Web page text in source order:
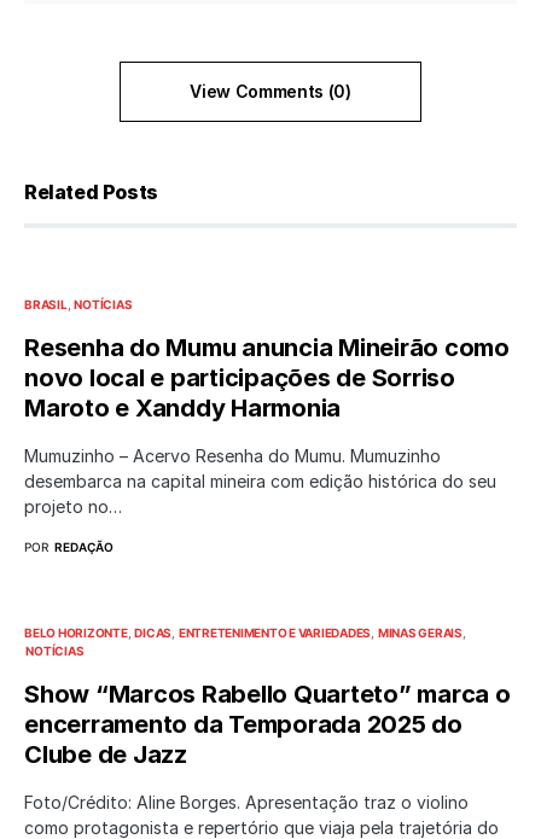
View Comments (0)
Related Posts
BRASIL NOTÍCIAS
Resenha do Mumu anuncia Mineirão como
novo local e participações de Sorriso
Maroto e Xanddy Harmonia
Mumuzinho – Acervo Resenha do Mumu. Mumuzinho
desembarca na capital mineira com edição histórica do seu
projeto no…
POR REDAÇÃO
BELO HORIZONTE DICAS ENTRETENIMENTO E VARIEDADES MINAS GERAIS
NOTÍCIAS
Show “Marcos Rabello Quarteto” marca o
encerramento da Temporada 2025 do
Clube de Jazz
Foto/Crédito: Aline Borges. Apresentação traz o violino
como protagonista e repertório que viaja pela trajetória do